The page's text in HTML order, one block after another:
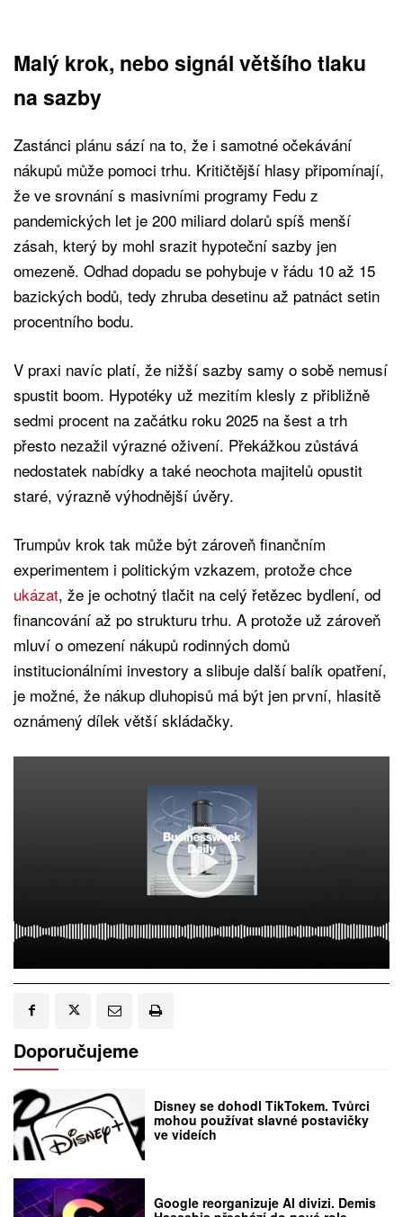
Malý krok, nebo signál většího tlaku
na sazby
Zastánci plánu sází na to, že i samotné očekávání
nákupů může pomoci trhu. Kritičtější hlasy připomínají,
že ve srovnání s masivními programy Fedu z
pandemických let je 200 miliard dolarů spíš menší
zásah, který by mohl srazit hypoteční sazby jen
omezeně. Odhad dopadu se pohybuje v řádu 10 až 15
bazických bodů, tedy zhruba desetinu až patnáct setin
procentního bodu.
V praxi navíc platí, že nižší sazby samy o sobě nemusí
spustit boom. Hypotéky už mezitím klesly z přibližně
sedmi procent na začátku roku 2025 na šest a trh
přesto nezažil výrazné oživení. Překážkou zůstává
nedostatek nabídky a také neochota majitelů opustit
staré, výrazně výhodnější úvěry.
Trumpův krok tak může být zároveň finančním
experimentem i politickým vzkazem, protože chce
ukázat, že je ochotný tlačit na celý řetězec bydlení, od
financování až po strukturu trhu. A protože už zároveň
mluví o omezení nákupů rodinných domů
institucionálními investory a slibuje další balík opatření,
je možné, že nákup dluhopisů má být jen první, hlasitě
oznámený dílek větší skládačky.
Doporučujeme
Disney se dohodl TikTokem. Tvůrci
mohou používat slavné postavičky
ve videích
Google reorganizuje AI divizi. Demis